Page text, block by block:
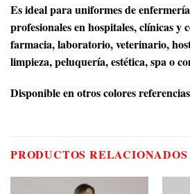
Es ideal para uniformes de
profesionales en hospitales, clínicas y
farmacia, laboratorio, veterinario,
limpieza, peluquería, estética, spa o
Disponible en otros colores
PRODUCTOS RELACIONADOS